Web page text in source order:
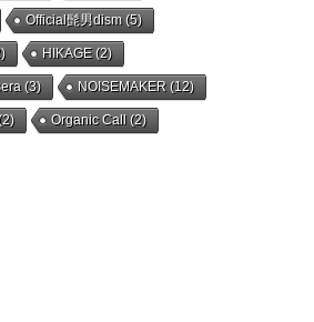
Official髭男dism(5)
HIKAGE(2)
(3) NOISEMAKER (12)
Organic Call (2)